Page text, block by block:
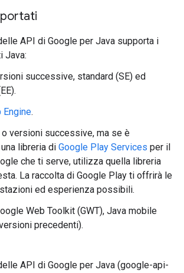
API di Google per Java supporta i
Java:
successive, standard (SE) ed
Engine.
o versioni successive, ma se è
libreria di Google Play Services per il
che ti serve, utilizza quella libreria
La raccolta di Google Play ti offrirà le
ed esperienza possibili.
Web Toolkit (GWT), Java mobile
precedenti).
API di Google per Java (google-api-